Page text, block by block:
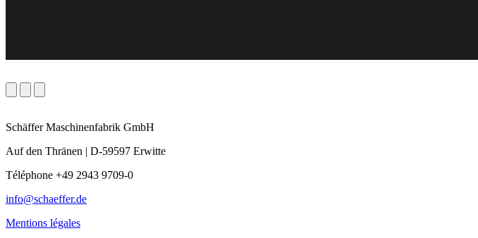
Schäffer Maschinenfabrik GmbH
Auf den Thränen | D-59597 Erwitte
Téléphone +49 2943 9709-0
info@schaeffer.de
Mentions légales